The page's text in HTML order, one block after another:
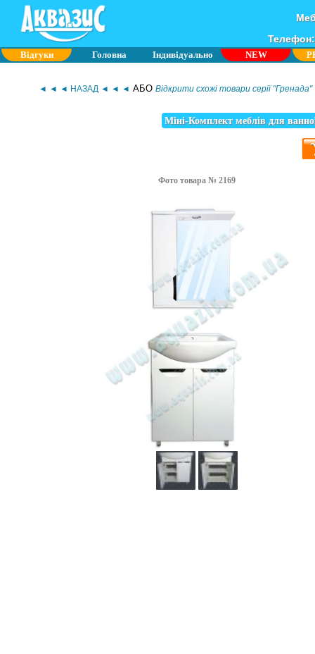
Телефон:
Відгуки Головна Індивідуально NEW
◄ ◄ ◄ НАЗАД ◄ ◄ ◄ АБО Відкрити схожі товари серії "Гренада"
Міні-Комплект меблів для
Фото товара № 2169